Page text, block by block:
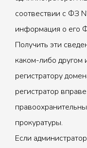
соотвествии с ФЗ
информация о его
Получить эти
каком-либо другом
регистратору
регистратор
прокуратуры.
Если